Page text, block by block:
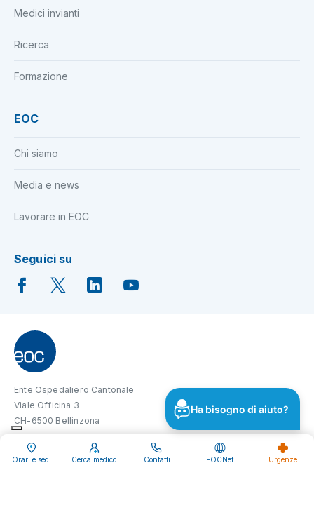
Orari e sedi Cerca medico Contatti EOCNet Urgenze
Medici invianti
Ricerca
Formazione
EOC
Chi siamo
Media e news
Lavorare in EOC
Seguici su
Ente Ospedaliero Cantonale
Viale Officina 3
CH-6500 Bellinzona
Dichiarazione privacy
Cookie policy
Ha bisogno di aiuto?